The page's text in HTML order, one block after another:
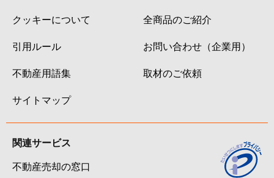
クッキーについて
引用ルール
不動産用語集
サイトマップ
全商品のご紹介
お問い合わせ（企業用）
取材のご依頼
関連サービス
不動産売却の窓口